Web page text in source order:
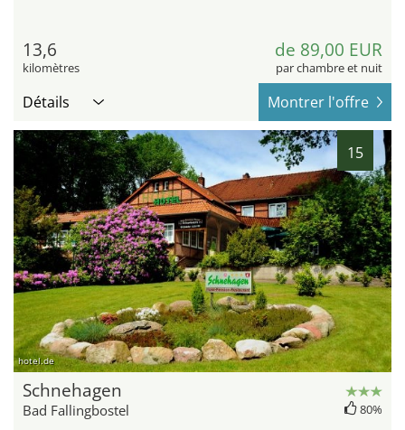
13,6
kilomètres
de 89,00 EUR
par chambre et nuit
Détails Montrer l'offre
15
hotel.de
Schnehagen
Bad Fallingbostel 80%